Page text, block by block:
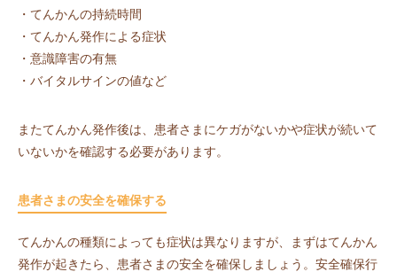
・てんかんの持続時間
・てんかん発作による症状
・意識障害の有無
・バイタルサインの値など
またてんかん発作後は、患者さまにケガがないかや症状が続いて
いないかを確認する必要があります。
患者さまの安全を確保する
てんかんの種類によっても症状は異なりますが、まずはてんかん
発作が起きたら、患者さまの安全を確保しましょう。安全確保行